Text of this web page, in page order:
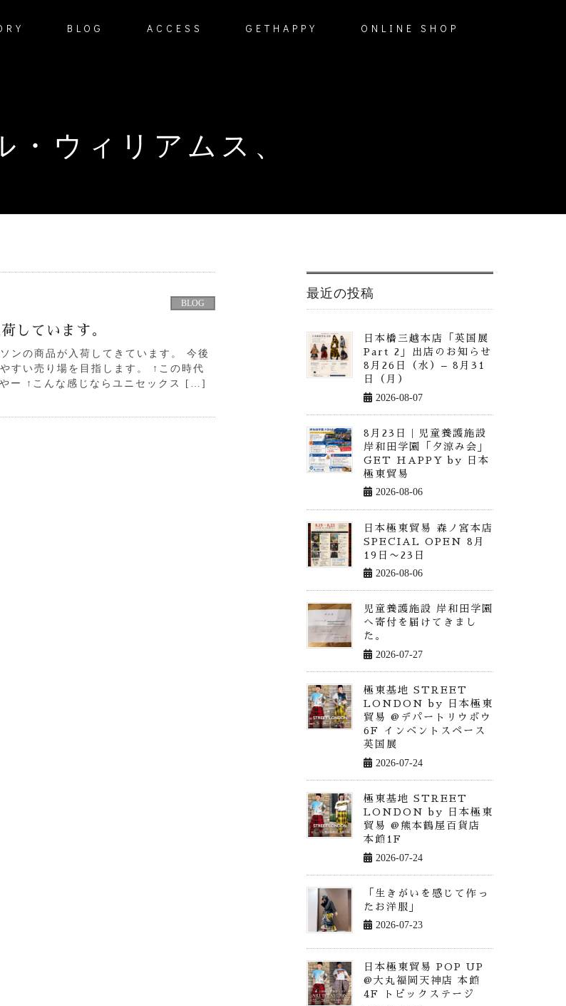
BLOG ACCESS GETHAPPY ONLINE SHOP
・ウィリアムス、
BLOG
しています。
ンの商品が入荷してきています。 今後
すい売り場を目指します。 ↑この時代
ー ↑こんな感じならユニセックス […]
最近の投稿
日本橋三越本店「英国展
Part 2」出店のお知らせ
8月26日（水）– 8月31
日（月）
2026-08-07
8月23日｜児童養護施設
岸和田学園「夕涼み会」
GET HAPPY by 日本
極東貿易
2026-08-06
日本極東貿易 森ノ宮本店
SPECIAL OPEN 8月
19日〜23日
2026-08-06
児童養護施設 岸和田学園
へ寄付を届けてきまし
た。
2026-07-27
極東基地 STREET
LONDON by 日本極東
貿易 @デパートリウボウ
6F インベントスペース
英国展
2026-07-24
極東基地 STREET
LONDON by 日本極東
貿易 @熊本鶴屋百貨店
本館1F
2026-07-24
「生きがいを感じて作っ
たお洋服」
2026-07-23
日本極東貿易 POP UP
@大丸福岡天神店 本館
4F トピックステージ